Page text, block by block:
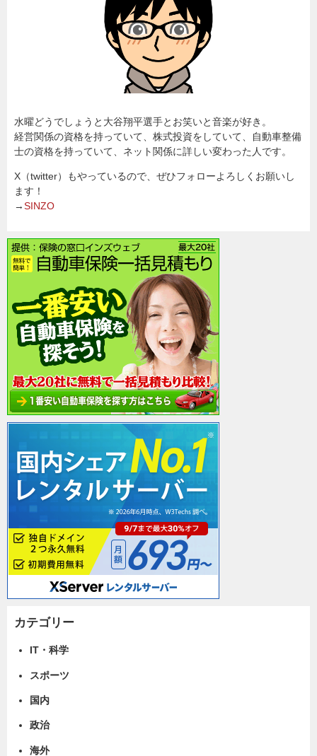
水曜どうでしょうと大谷翔平選手とお笑いと音楽が好き。
経営関係の資格を持っていて、株式投資をしていて、自動車整備
士の資格を持っていて、ネット関係に詳しい変わった人です。
X（twitter）もやっているので、ぜひフォローよろしくお願いし
ます！
→SINZO
カテゴリー
IT・科学
スポーツ
国内
政治
海外